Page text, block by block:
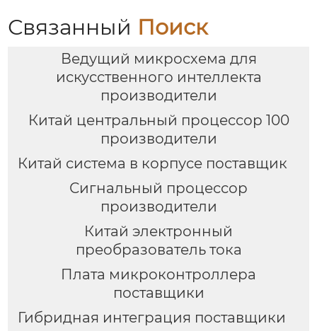
Связанный Поиск
Ведущий микросхема для
искусственного интеллекта
производители
Китай центральный процессор 100
производители
Китай система в корпусе поставщик
Сигнальный процессор
производители
Китай электронный
преобразователь тока
Плата микроконтроллера
поставщики
Гибридная интеграция поставщики